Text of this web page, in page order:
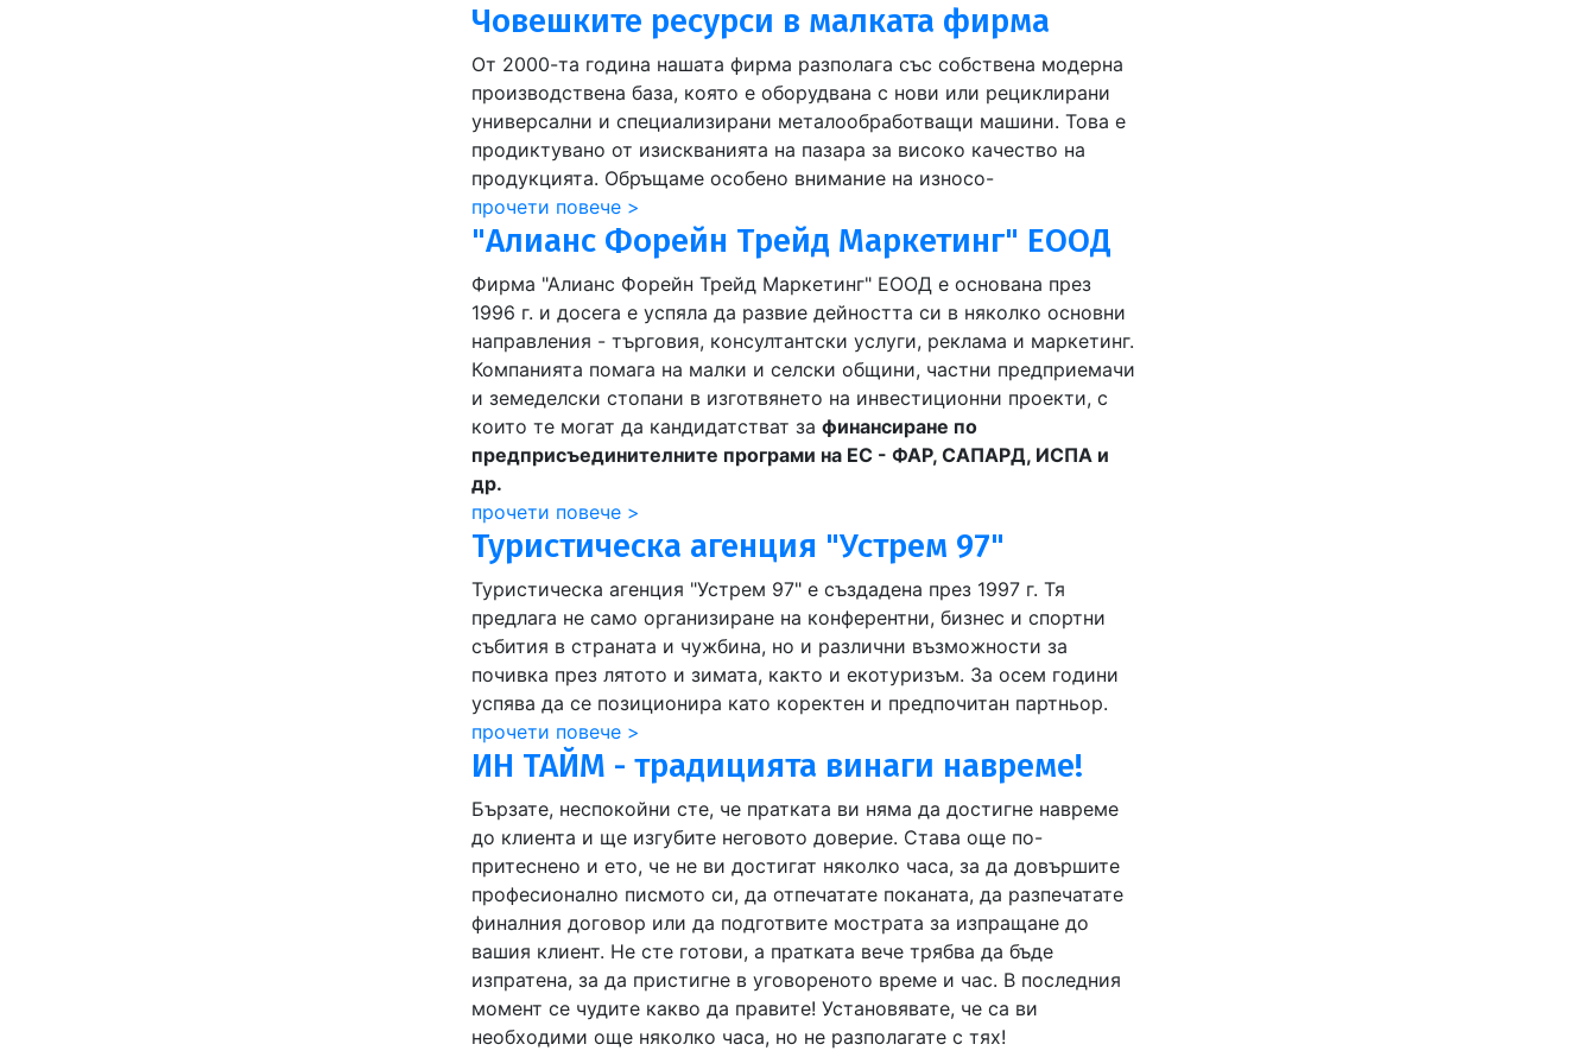
Човешките ресурси в малката фирма
От 2000-та година нашата фирма разполага със собствена модерна
производствена база, която е оборудвана с нови или рециклирани
универсални и специализирани металообработващи машини. Това е
продиктувано от изискванията на пазара за високо качество на
продукцията. Обръщаме особено внимание на износо-
прочети повече >
"Алианс Форейн Трейд Маркетинг" ЕООД
Фирма "Алианс Форейн Трейд Маркетинг" ЕООД е основана през
1996 г. и досега е успяла да развие дейността си в няколко основни
направления - търговия, консултантски услуги, реклама и маркетинг.
Компанията помага на малки и селски общини, частни предприемачи
и земеделски стопани в изготвянето на инвестиционни проекти, с
които те могат да кандидатстват за финансиране по
предприсъединителните програми на ЕС - ФАР, САПАРД, ИСПА и
др.
прочети повече >
Туристическа агенция "Устрем 97"
Туристическа агенция "Устрем 97" е създадена през 1997 г. Тя
предлага не само организиране на конферентни, бизнес и спортни
събития в страната и чужбина, но и различни възможности за
почивка през лятото и зимата, както и екотуризъм. За осем години
успява да се позиционира като коректен и предпочитан партньор.
прочети повече >
ИН ТАЙМ - традицията винаги навреме!
Бързате, неспокойни сте, че пратката ви няма да достигне навреме
до клиента и ще изгубите неговото доверие. Става още по-
притеснено и ето, че не ви достигат няколко часа, за да довършите
професионално писмото си, да отпечатате поканата, да разпечатате
финалния договор или да подготвите мострата за изпращане до
вашия клиент. Не сте готови, а пратката вече трябва да бъде
изпратена, за да пристигне в уговореното време и час. В последния
момент се чудите какво да правите! Установявате, че са ви
необходими още няколко часа, но не разполагате с тях!